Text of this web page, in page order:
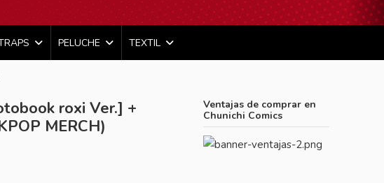
PELUCHE TEXTIL
roxi Ver.] +
MERCH)
Ventajas de comprar en
Chunichi Comics